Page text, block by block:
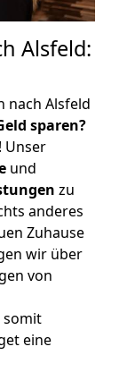
Alsfeld:
nach Alsfeld
sparen?
Unser
und
zu
anderes
Zuhause
wir über
von
somit
eine